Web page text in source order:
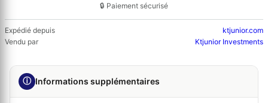
🔒 Paiement sécurisé
Expédié depuis
ktjunior.com
Vendu par
Ktjunior Investments
ⓘ Informations supplémentaires